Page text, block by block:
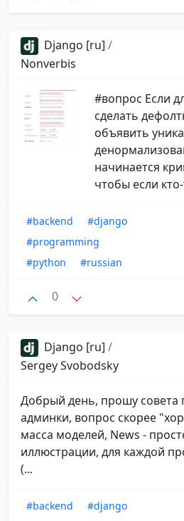
Django [ru] /
Nonverbis
#вопрос Если
сделать
объявить
начинается
чтобы если
#backend
#django
#programming
#python
#russian
0
Django [ru] /
Sergey Svobodsky
Добрый день, прошу
админки, вопрос скорее
масса моделей, News -
иллюстрации, для каждой
(...
#backend
#django